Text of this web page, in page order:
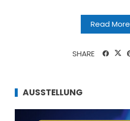
Read More
SHARE
AUSSTELLUNG